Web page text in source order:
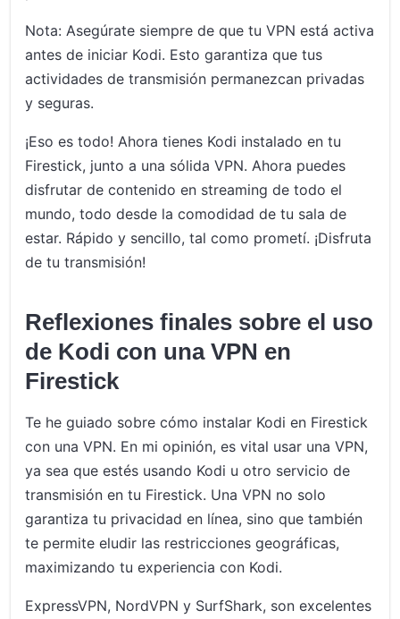
Nota: Asegúrate siempre de que tu VPN está activa
antes de iniciar Kodi. Esto garantiza que tus
actividades de transmisión permanezcan privadas
y seguras.
¡Eso es todo! Ahora tienes Kodi instalado en tu
Firestick, junto a una sólida VPN. Ahora puedes
disfrutar de contenido en streaming de todo el
mundo, todo desde la comodidad de tu sala de
estar. Rápido y sencillo, tal como prometí. ¡Disfruta
de tu transmisión!
Reflexiones finales sobre el uso
de Kodi con una VPN en
Firestick
Te he guiado sobre cómo instalar Kodi en Firestick
con una VPN. En mi opinión, es vital usar una VPN,
ya sea que estés usando Kodi u otro servicio de
transmisión en tu Firestick. Una VPN no solo
garantiza tu privacidad en línea, sino que también
te permite eludir las restricciones geográficas,
maximizando tu experiencia con Kodi.
ExpressVPN, NordVPN y SurfShark, son excelentes